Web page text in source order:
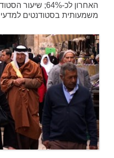
האחרון לכ-64%;
משמעותית בסטודנטים למדעי